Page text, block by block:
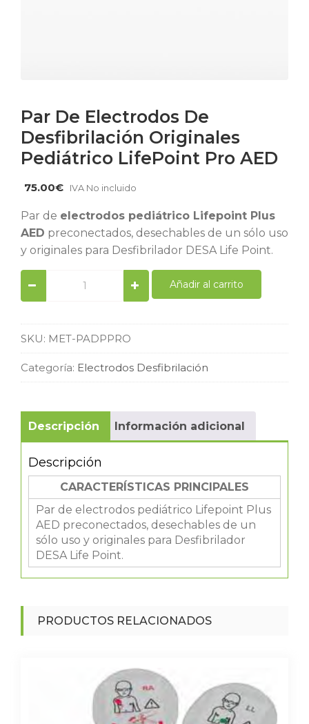
Par De Electrodos De
Desfibrilación Originales
Pediátrico LifePoint Pro AED
75.00€ IVA No incluido
Par de electrodos pediátrico Lifepoint Plus
AED preconectados, desechables de un sólo uso
y originales para Desfibrilador DESA Life Point.
Electrodos
desfibrilación
Pediátrico
quantity
Añadir al carrito
SKU: MET-PADPPRO
Categoría: Electrodos Desfibrilación
Descripción Información adicional
Descripción
CARACTERÍSTICAS PRINCIPALES
Par de electrodos pediátrico Lifepoint Plus
AED preconectados, desechables de un
sólo uso y originales para Desfibrilador
DESA Life Point.
PRODUCTOS RELACIONADOS